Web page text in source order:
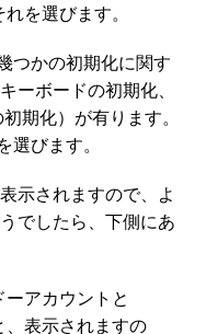
を選びます。
つかの初期化に関す
ーボードの初期化、
期化）が有ります。
選びます。
示されますので、よ
でしたら、下側にあ
アカウントと
、表示されますの